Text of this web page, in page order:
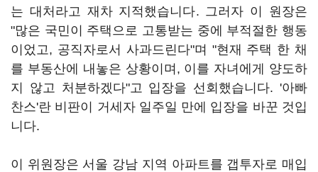
는 대처라고 재차 지적했습니다. 그러자 이 원장은
"많은 국민이 주택으로 고통받는 중에 부적절한 행동
이었고, 공직자로서 사과드린다"며 "현재 주택 한 채
를 부동산에 내놓은 상황이며, 이를 자녀에게 양도하
지 않고 처분하겠다"고 입장을 선회했습니다. '아빠
찬스'란 비판이 거세자 일주일 만에 입장을 바꾼 것입
니다.
이 위원장은 서울 강남 지역 아파트를 갭투자로 매입